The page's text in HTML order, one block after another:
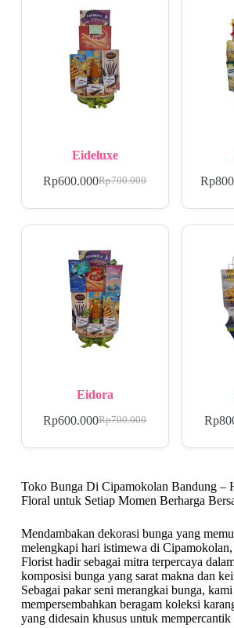
Eideluxe
Rp700.000
Rp600.000 Rp
Eidora
Rp700.000
Rp600.000 Rp
Toko Bunga Di Cipamokolan Bandung –
Floral untuk Setiap Momen Berharga
Mendambakan dekorasi bunga yang
melengkapi hari istimewa di
Florist hadir sebagai mitra terpercaya
komposisi bunga yang sarat makna dan
Sebagai pakar seni merangkai bunga, kami
mempersembahkan beragam koleksi
yang didesain khusus untuk mempercantik